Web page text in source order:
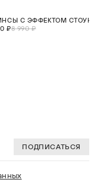
С ЭФФЕКТОМ
₽8 990 ₽
ПОДПИСАТЬСЯ